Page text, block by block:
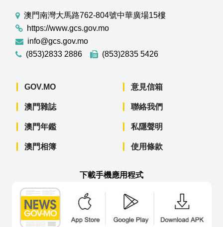
澳門南灣大馬路762-804號中華廣場15樓
https://www.gcs.gov.mo
info@gcs.gov.mo
(853)2833 2886
(853)2835 5426
GOV.MO
澳門雜誌
澳門年鑑
澳門相簿
意見信箱
聯絡我們
私隱聲明
使用條款
下載手機應用程式